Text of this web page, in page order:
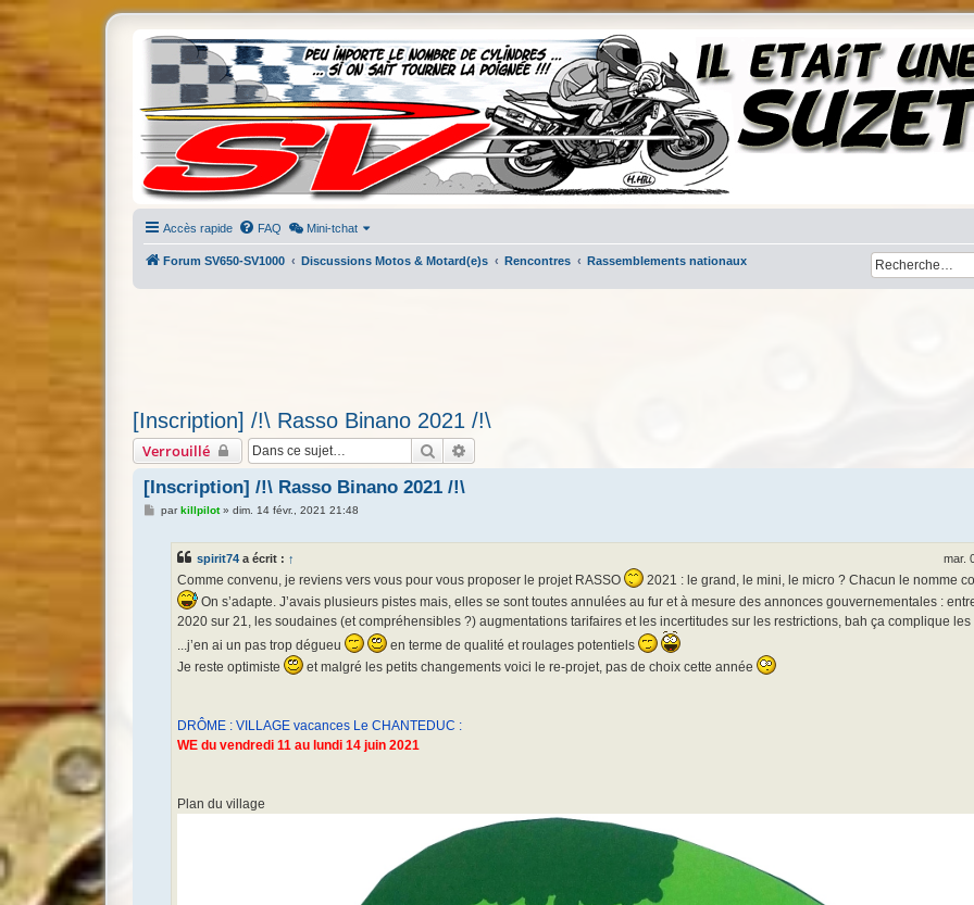
Accès rapide FAQ Mini-tchat
Forum SV650-SV1000 Discussions Motos & Motard(e)s Rencontres Rassemblements nationaux
[Inscription] /!\ Rasso Binano 2021 /!\
Verrouillé Rechercher
[Inscription] /!\ Rasso Binano 2021 /!\
Mparkillpilot» dim. 14 févr., 2021 21:48
spirit74 a écrit : ↑ mar.
Comme convenu, je reviens vers vous pour vous proposer le projet RASSO
2021 : le grand, le mini, le micro ? Chacun le nomme
On s’adapte. J’avais plusieurs pistes mais, elles se sont toutes annulées au fur et à mesure des annonces gouvernementales :
2020 sur 21, les soudaines (et compréhensibles ?) augmentations tarifaires et les incertitudes sur les restrictions, bah ça complique
...j’en ai un pas trop dégueu
en terme de qualité et roulages potentiels
Je reste optimiste
et malgré les petits changements voici le re-projet, pas de choix cette année
DRÔME : VILLAGE vacances Le CHANTEDUC :
WE du vendredi 11 au lundi 14 juin 2021
Plan du village